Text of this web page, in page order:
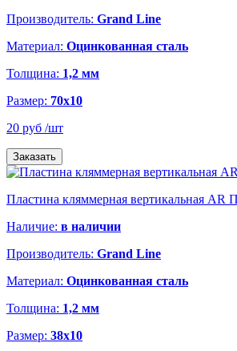
Производитель: Grand Line
Материал: Оцинкованная сталь
Толщина: 1,2 мм
Размер: 70х10
20 руб /шт
Заказать
Пластина кляммерная вертикальная
Наличие: в наличии
Производитель: Grand Line
Материал: Оцинкованная сталь
Толщина: 1,2 мм
Размер: 38х10